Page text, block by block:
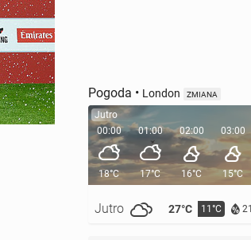
Pogoda • London ZMIANA
Jutro
00:00
18°C
Jutro 27°C 11°C 21
01:00
17°C
02:00
16°C
03:00
15°C